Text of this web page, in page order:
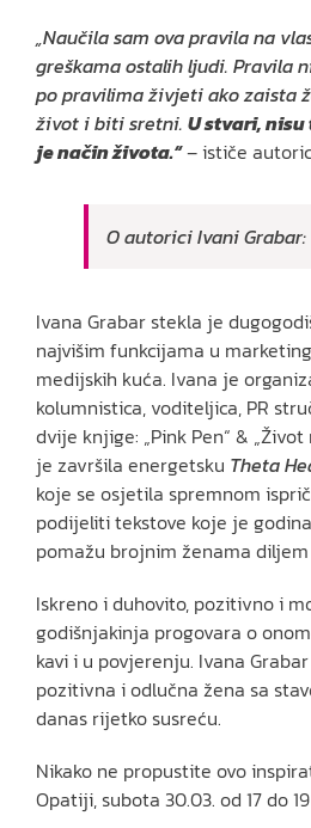
„Naučila sam ova pravila na
greškama ostalih ljudi. Pravila
po pravilima živjeti ako zaista
život i biti sretni. U stvari,
je način života.“– ističe
O autorici Ivani Grabar:
Ivana Grabar stekla je
najvišim funkcijama u
medijskih kuća. Ivana je
kolumnistica, voditeljica, PR
dvije knjige: „Pink Pen“ &
je završila energetsku Theta
koje se osjetila spremnom
podijeliti tekstove koje je
pomažu brojnim ženama
Iskreno i duhovito, pozitivno i
godišnjakinja progovara o
kavi i u povjerenju. Ivana
pozitivna i odlučna žena sa
danas rijetko susreću.
Nikako ne propustite ovo
Opatiji, subota 30.03. od 17 do